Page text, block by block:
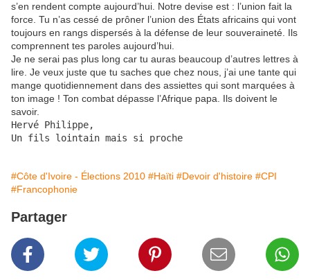
s’en rendent compte aujourd’hui. Notre devise est : l’union fait la
force. Tu n’as cessé de prôner l’union des États africains qui vont
toujours en rangs dispersés à la défense de leur souveraineté. Ils
comprennent tes paroles aujourd’hui.
Je ne serai pas plus long car tu auras beaucoup d’autres lettres à
lire. Je veux juste que tu saches que chez nous, j’ai une tante qui
mange quotidiennement dans des assiettes qui sont marquées à
ton image ! Ton combat dépasse l’Afrique papa. Ils doivent le
savoir.
Hervé Philippe,
Un fils lointain mais si proche
#Côte d'Ivoire - Élections 2010 #Haïti #Devoir d'histoire #CPI
#Francophonie
Partager